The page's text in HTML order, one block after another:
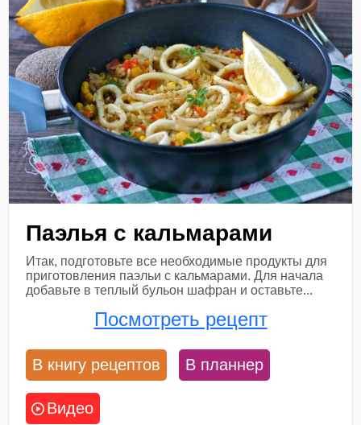
Паэлья с кальмарами
Итак, подготовьте все необходимые продукты для
приготовления паэльи с кальмарами. Для начала
добавьте в теплый бульон шафран и оставьте...
Посмотреть рецепт
В книгу рецептов В планнер
Видео